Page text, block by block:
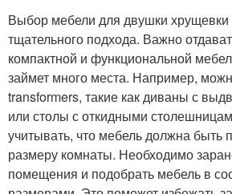
Выбор мебели для двушки хрущевки
тщательного подхода. Важно
компактной и функциональной
займет много места. Например,
transformers, такие как диваны с
или столы с откидными
учитывать, что мебель должна быть
размеру комнаты. Необходимо
помещения и подобрать мебель в